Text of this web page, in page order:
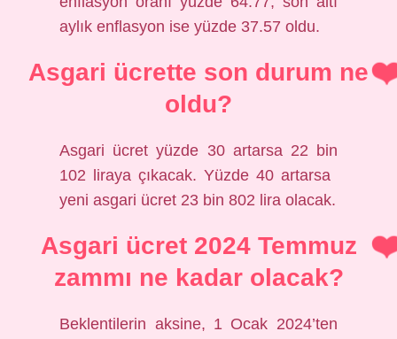
aylık enflasyon ise yüzde 37.57 oldu.
Asgari ücrette son durum ne
oldu?
Asgari ücret yüzde 30 artarsa ​​22 bin
102 liraya çıkacak. Yüzde 40 artarsa ​​
yeni asgari ücret 23 bin 802 lira olacak.
Asgari ücret 2024 Temmuz
zammı ne kadar olacak?
Beklentilerin aksine, 1 Ocak 2024’ten